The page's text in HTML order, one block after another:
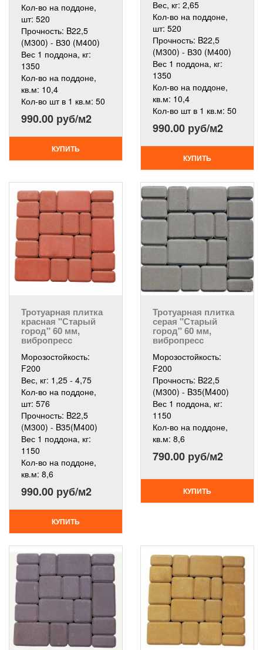
Кол-во на поддоне,
шт: 520
Прочность: B22,5
(М300) - В30 (М400)
Вес 1 поддона, кг:
1350
Кол-во на поддоне,
кв.м: 10,4
Кол-во шт в 1 кв.м: 50
990.00 руб/м2
КУПИТЬ
Вес, кг: 2,65
Кол-во на поддоне,
шт: 520
Прочность: B22,5
(М300) - В30 (М400)
Вес 1 поддона, кг:
1350
Кол-во на поддоне,
кв.м: 10,4
Кол-во шт в 1 кв.м: 50
990.00 руб/м2
КУПИТЬ
Тротуарная плитка
красная "Старый
город" 60 мм,
вибропресс
Морозостойкость:
F200
Вес, кг: 1,25 - 4,75
Кол-во на поддоне,
шт: 576
Прочность: B22,5
(М300) - B35(M400)
Вес 1 поддона, кг:
1150
Кол-во на поддоне,
кв.м: 8,6
990.00 руб/м2
КУПИТЬ
Тротуарная плитка
серая "Старый
город" 60 мм,
вибропресс
Морозостойкость:
F200
Прочность: B22,5
(М300) - B35(M400)
Вес 1 поддона, кг:
1150
Кол-во на поддоне,
кв.м: 8,6
790.00 руб/м2
КУПИТЬ